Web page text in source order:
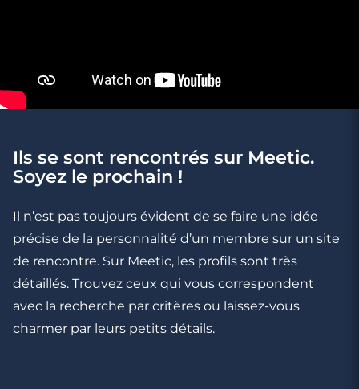
3 minutes
Ils se sont rencontrés sur Meetic.
Soyez le prochain !
Il n’est pas toujours évident de se faire une idée
précise de la personnalité d’un membre sur un site
de rencontre. Sur Meetic, les profils sont très
détaillés. Trouvez ceux qui vous correspondent
avec la recherche par critères ou laissez-vous
charmer par leurs petits détails.